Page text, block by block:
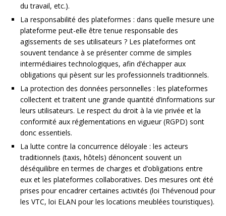
du travail, etc.).
La responsabilité des plateformes : dans quelle mesure une
plateforme peut-elle être tenue responsable des
agissements de ses utilisateurs ? Les plateformes ont
souvent tendance à se présenter comme de simples
intermédiaires technologiques, afin d’échapper aux
obligations qui pèsent sur les professionnels traditionnels.
La protection des données personnelles : les plateformes
collectent et traitent une grande quantité d’informations sur
leurs utilisateurs. Le respect du droit à la vie privée et la
conformité aux réglementations en vigueur (RGPD) sont
donc essentiels.
La lutte contre la concurrence déloyale : les acteurs
traditionnels (taxis, hôtels) dénoncent souvent un
déséquilibre en termes de charges et d’obligations entre
eux et les plateformes collaboratives. Des mesures ont été
prises pour encadrer certaines activités (loi Thévenoud pour
les VTC, loi ELAN pour les locations meublées touristiques).